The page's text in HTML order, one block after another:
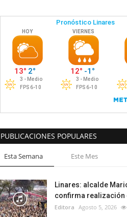
PUBLICACIONES POPULARES
Esta Semana Este Mes
Linares: alcalde
confirma realización
Editora Agosto 5, 2026